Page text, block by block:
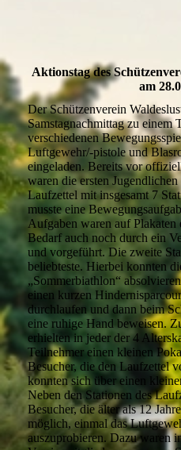
Aktionstag des
am
Der Schützenverein
Samstagnachmittag zu einem
verschiedenen
Luftgewehr/-pistole und
eingeladen. Bereits vor
waren die ersten
Laufzettel mit insgesamt 7
musste eine
Aufgaben waren auf
Bedarf auch noch durch ein
und vorgeführt. Die zweite
beliebteste. Hierbei konnten
„Sommerbiathlon“
einen kurzen
durchlaufen und dann beim
eine ruhige Hand beweisen.
erhielten in jeder der 4
Teilnehmer einen kleinen
Besucher, die den Laufzettel
konnten sich über einen
Neben den Stationen des
Besucher, die älter als 12
möglich, einmal das
auszuprobieren. Dazu waren